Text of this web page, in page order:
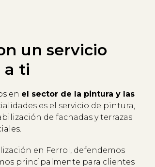
un servicio
a ti
en el sector de la pintura y las
es el servicio de pintura,
de fachadas y terrazas
en Ferrol, defendemos
principalmente para clientes